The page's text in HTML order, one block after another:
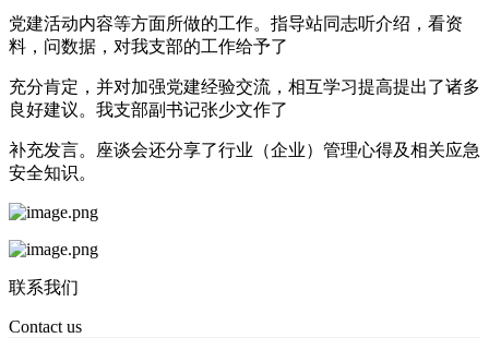
党建活动内容等方面所做的工作。指导站同志听介绍，看资
料，问数据，对我支部的工作给予了
充分肯定， 并对加强党建经验交流，相互学习提高提出了诸多
良好建议。我支部副书记张少文作了
补充发言。
座谈会还分享了行业（企业）管理心得及相关应急
安全知识。
联系我们
Contact us